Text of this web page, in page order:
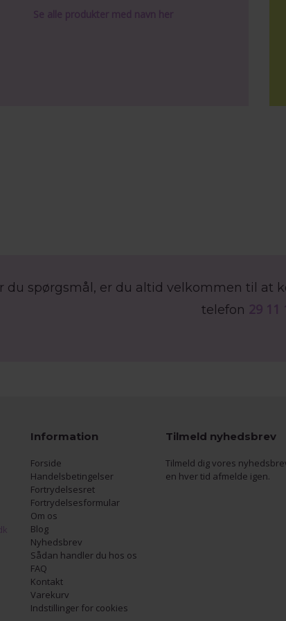
Se alle produkter med navn her
du spørgsmål, er du altid velkommen til at
telefon 29 11
Information
Forside
Handelsbetingelser
Fortrydelsesret
Fortrydelsesformular
Om os
Blog
Nyhedsbrev
Sådan handler du hos os
FAQ
Kontakt
Varekurv
Indstillinger for cookies
Tilmeld nyhedsbrev
Tilmeld dig vores
en hver tid afmelde igen.